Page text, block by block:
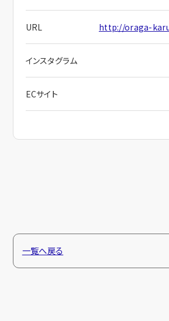
URL http://oraga-
インスタグラム
ECサイト
一覧へ戻る